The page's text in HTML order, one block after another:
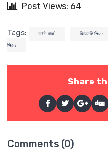
Post Views: 64
Tags: ফাস্ট চার্জ রিয়েলমি সি৫১
সি৫১
Share
Comments (0)